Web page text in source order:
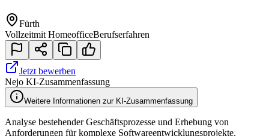
Fürth
Vollzeitmit HomeofficeBerufserfahren
Jetzt bewerben
Nejo KI-Zusammenfassung
Weitere Informationen zur KI-Zusammenfassung
Analyse bestehender Geschäftsprozesse und Erhebung von
Anforderungen für komplexe Softwareentwicklungsprojekte.